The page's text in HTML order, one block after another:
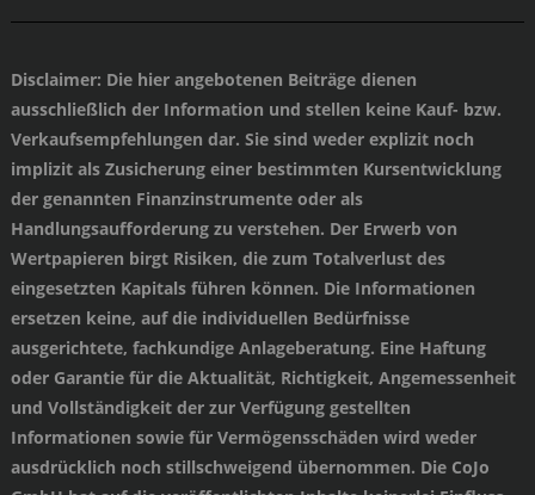
Disclaimer: Die hier angebotenen Beiträge dienen
ausschließlich der Information und stellen keine Kauf- bzw.
Verkaufsempfehlungen dar. Sie sind weder explizit noch
implizit als Zusicherung einer bestimmten Kursentwicklung
der genannten Finanzinstrumente oder als
Handlungsaufforderung zu verstehen. Der Erwerb von
Wertpapieren birgt Risiken, die zum Totalverlust des
eingesetzten Kapitals führen können. Die Informationen
ersetzen keine, auf die individuellen Bedürfnisse
ausgerichtete, fachkundige Anlageberatung. Eine Haftung
oder Garantie für die Aktualität, Richtigkeit, Angemessenheit
und Vollständigkeit der zur Verfügung gestellten
Informationen sowie für Vermögensschäden wird weder
ausdrücklich noch stillschweigend übernommen. Die CoJo